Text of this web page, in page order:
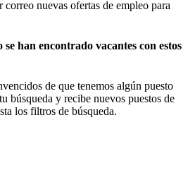
nuevas ofertas de empleo para
han encontrado vacantes con estos
de que tenemos algún puesto
búsqueda y recibe nuevos puestos de
los filtros de búsqueda.